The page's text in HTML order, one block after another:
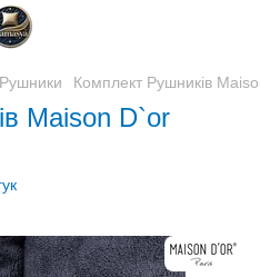
Рушники Комплект Рушників
Maison D`or